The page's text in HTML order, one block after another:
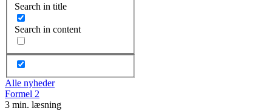
Search in title
Search in content
Alle nyheder
Formel 2
3 min. læsning